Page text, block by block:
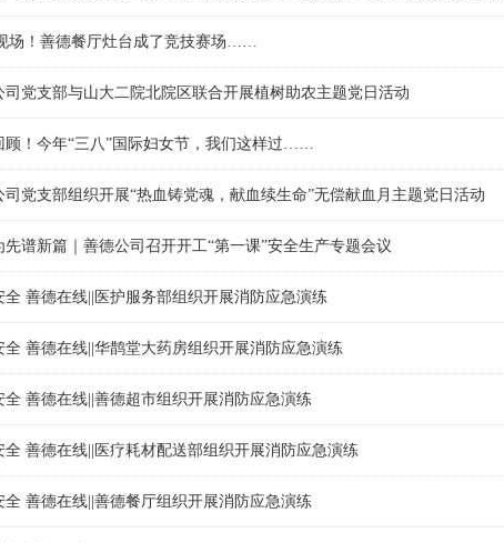
场！善德餐厅灶台成了竞技赛场……
司党支部与山大二院北院区联合开展植树助农主题党日活动
顾！今年“三八”国际妇女节，我们这样过……
司党支部组织开展“热血铸党魂，献血续生命”无偿献血月主题党日活动
先谱新篇｜善德公司召开开工“第一课”安全生产专题会议
全 善德在线||医护服务部组织开展消防应急演练
全 善德在线||华鹊堂大药房组织开展消防应急演练
全 善德在线||善德超市组织开展消防应急演练
全 善德在线||医疗耗材配送部组织开展消防应急演练
全 善德在线||善德餐厅组织开展消防应急演练